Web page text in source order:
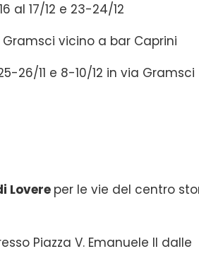
al 17/12 e 23-24/12
Gramsci vicino a bar Caprini
25-26/11 e 8-10/12 in via Gramsci
Lovere per le vie del centro
Piazza V. Emanuele II dalle